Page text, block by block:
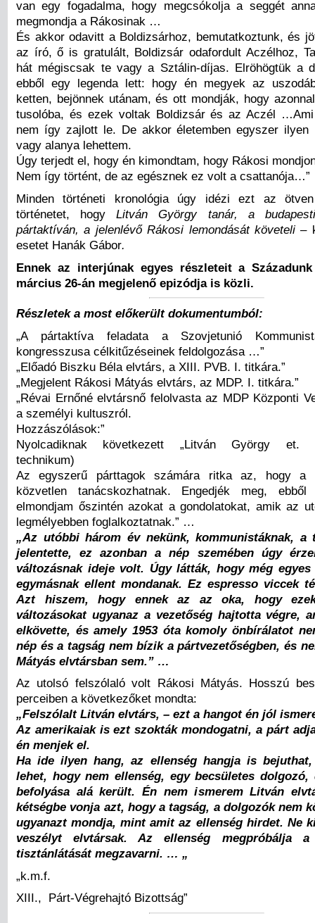
van egy fogadalma, hogy megcsókolja a seggét
megmondja a Rákosinak …
És akkor odavitt a Boldizsárhoz, bemutatkoztunk, és
az író, ő is gratulált, Boldizsár odafordult Aczélhoz,
hát mégiscsak te vagy a Sztálin-díjas. Elröhögtük a
ebből egy legenda lett: hogy én megyek az
ketten, bejönnek utánam, és ott mondják, hogy
tusolóba, és ezek voltak Boldizsár és az Aczél …Ami
nem így zajlott le. De akkor életemben egyszer ilyen
vagy alanya lehettem.
Úgy terjedt el, hogy én kimondtam, hogy Rákosi
Nem így történt, de az egésznek ez volt a csattanója…”
Minden történeti kronológia úgy idézi ezt az
történetet, hogyLitván György tanár, a
pártaktíván, a jelenlévő Rákosi lemondását követeli –
esetet Hanák Gábor.
Ennek az interjúnak egyes részleteit a
március 26-án megjelenő epizódja is közli.
Részletek a most előkerült dokumentumból:
„A pártaktíva feladata a Szovjetunió
kongresszusa célkitűzéseinek feldolgozása …”
„Előadó Biszku Béla elvtárs, a XIII. PVB. I. titkára.”
„Megjelent Rákosi Mátyás elvtárs, az MDP. I. titkára.”
„Révai Ernőné elvtársnő felolvasta az MDP Központi
a személyi kultuszról.
Hozzászólások:”
Nyolcadiknak következett „Litván György et.
technikum)
Az egyszerű párttagok számára ritka az, hogy a
közvetlen tanácskozhatnak. Engedjék meg,
elmondjam őszintén azokat a gondolatokat, amik az
legmélyebben foglalkoztatnak.” …
„Az utóbbi három év nekünk, kommunistáknak, a
jelentette, ez azonban a nép szemében úgy
változásnak ideje volt. Úgy látták, hogy még
egymásnak ellent mondanak. Ez espresso viccek
Azt hiszem, hogy ennek az az oka, hogy
változásokat ugyanaz a vezetőség hajtotta végre,
elkövette, és amely 1953 óta komoly önbírálatot
nép és a tagság nem bízik a pártvezetőségben, és
Mátyás elvtársban sem.” …
Az utolsó felszólaló volt Rákosi Mátyás. Hosszú
perceiben a következőket mondta:
„Felszólalt Litván elvtárs, – ezt a hangot én jól
Az amerikaiak is ezt szokták mondogatni, a párt
én menjek el.
Ha ide ilyen hang, az ellenség hangja is
lehet, hogy nem ellenség, egy becsületes dolgozó,
befolyása alá került. Én nem ismerem Litván
kétségbe vonja azt, hogy a tagság, a dolgozók nem
ugyanazt mondja, mint amit az ellenség hirdet. Ne
veszélyt elvtársak. Az ellenség megpróbálja
tisztánlátását megzavarni. … „
„k.m.f.
XIII., Párt-Végrehajtó Bizottság”